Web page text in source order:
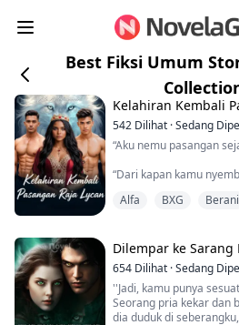
Best Fiksi Umum
Kelahiran Kembali
542 Dilihat ·Sedang
“Aku nemu pasangan
“Dari kapan kamu
“Sebulan.”
aku sama sekali!”
“Aku ngerasa kamu
tahu kamu pasti nolak
nggak bisa
punya tempat buat
Alfa BXG Berani
Dilempar ke Sarang
654 Dilihat ·Sedang
''Jadi, kamu punya
Seorang pria kekar dan
dia duduk di